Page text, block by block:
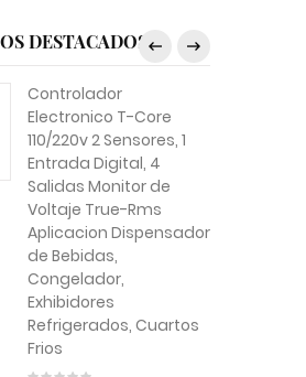
DESTACADOS
Controlador
Electronico T-Core
110/220v 2 Sensores, 1
Entrada Digital, 4
Salidas Monitor de
Voltaje True-Rms
Aplicacion Dispensador
de Bebidas,
Congelador,
Exhibidores
Refrigerados, Cuartos
Frios